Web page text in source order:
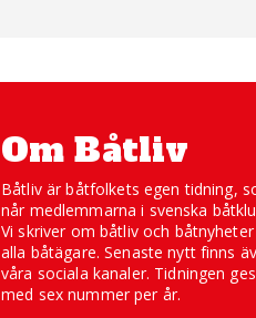
Om Båtliv
Båtliv är båtfolkets egen tidning,
når medlemmarna i svenska
Vi skriver om båtliv och
alla båtägare. Senaste nytt finns
våra sociala kanaler. Tidningen
med sex nummer per år.